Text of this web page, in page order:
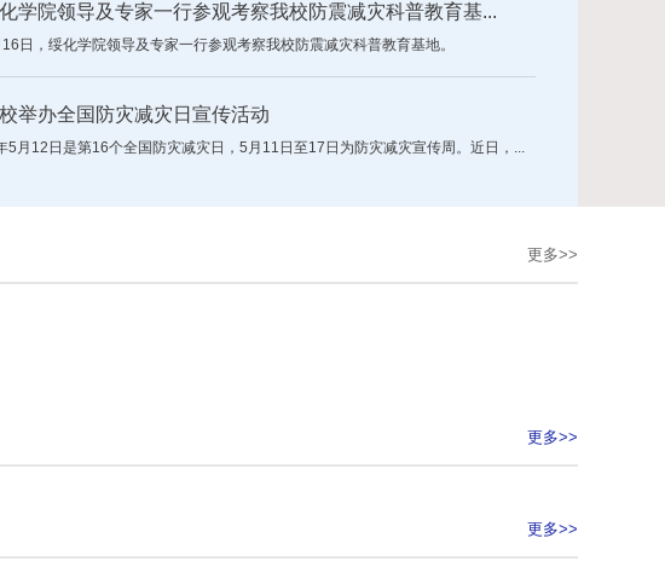
学院领导及专家一行参观考察我校防震减灾科普教育基...
日，绥化学院领导及专家一行参观考察我校防震减灾科普教育基地。
举办全国防灾减灾日宣传活动
5月12日是第16个全国防灾减灾日，5月11日至17日为防灾减灾宣传周。近日，...
更多>>
更多>>
更多>>